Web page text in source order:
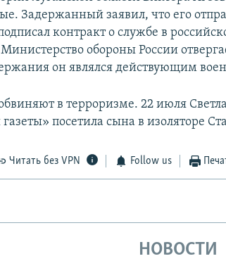
Задержанный заявил, что его
контракт о службе в
обороны России
он являлся действующим
в терроризме. 22 июля
посетила сына в изоляторе
Читать без VPN Follow us
НОВОСТИ